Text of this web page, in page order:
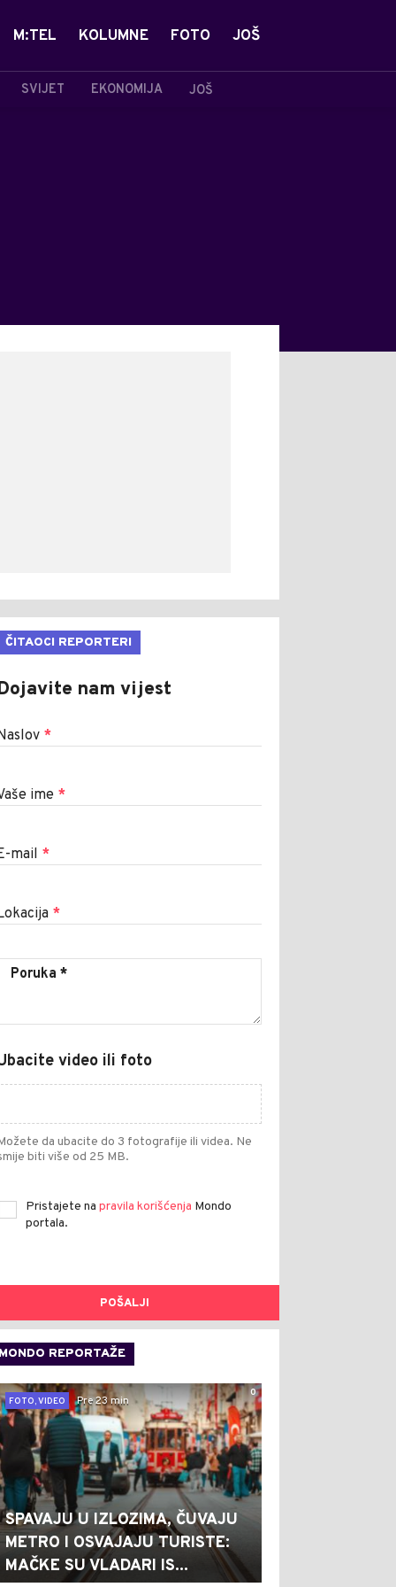
SVIJET EKONOMIJA JOŠ
M:TEL KOLUMNE FOTO JOŠ
ČITAOCI REPORTERI
nam vijest
*
ime *
mail *
*
video ili foto
da ubacite do 3 fotografije ili videa. Ne
biti više od 25 MB.
Pristajete na pravila korišćenja Mondo
portala.
POŠALJI
MONDO REPORTAŽE
0
FOTO, VIDEO
Pre 23 min
SPAVAJU U IZLOZIMA, ČUVAJU
METRO I OSVAJAJU TURISTE:
MAČKE SU VLADARI IS...